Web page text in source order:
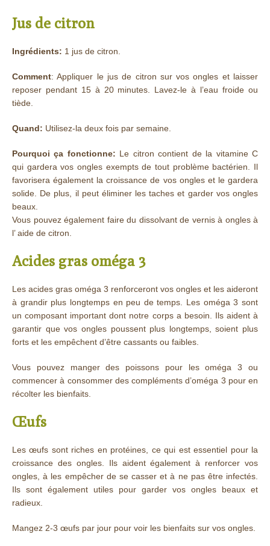
Jus de citron
Ingrédients: 1 jus de citron.
Comment: Appliquer le jus de citron sur vos ongles et laisser
reposer pendant 15 à 20 minutes. Lavez-le à l’eau froide ou
tiède.
Quand: Utilisez-la deux fois par semaine.
Pourquoi ça fonctionne: Le citron contient de la vitamine C
qui gardera vos ongles exempts de tout problème bactérien. Il
favorisera également la croissance de vos ongles et le gardera
solide. De plus, il peut éliminer les taches et garder vos ongles
beaux.
Vous pouvez également faire du dissolvant de vernis à ongles à
l’ aide de citron.
Acides gras oméga 3
Les acides gras oméga 3 renforceront vos ongles et les aideront
à grandir plus longtemps en peu de temps. Les oméga 3 sont
un composant important dont notre corps a besoin. Ils aident à
garantir que vos ongles poussent plus longtemps, soient plus
forts et les empêchent d’être cassants ou faibles.
Vous pouvez manger des poissons pour les oméga 3 ou
commencer à consommer des compléments d’oméga 3 pour en
récolter les bienfaits.
Œufs
Les œufs sont riches en protéines, ce qui est essentiel pour la
croissance des ongles. Ils aident également à renforcer vos
ongles, à les empêcher de se casser et à ne pas être infectés.
Ils sont également utiles pour garder vos ongles beaux et
radieux.
Mangez 2-3 œufs par jour pour voir les bienfaits sur vos ongles.